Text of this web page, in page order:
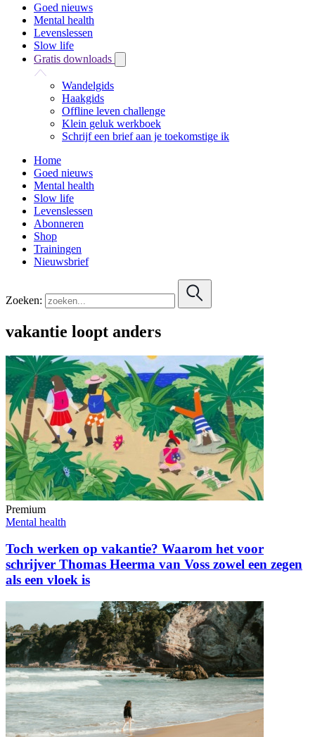
Goed nieuws
Mental health
Levenslessen
Slow life
Gratis downloads
Wandelgids
Haakgids
Offline leven challenge
Klein geluk werkboek
Schrijf een brief aan je toekomstige ik
Home
Goed nieuws
Mental health
Slow life
Levenslessen
Abonneren
Shop
Trainingen
Nieuwsbrief
Zoeken:
vakantie loopt anders
Premium
Mental health
Toch werken op vakantie? Waarom het voor
schrijver Thomas Heerma van Voss zowel een zegen
als een vloek is